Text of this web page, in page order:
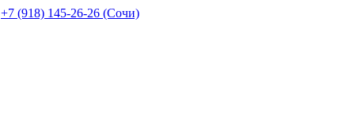
+7 (918) 145-26-26 (Сочи)